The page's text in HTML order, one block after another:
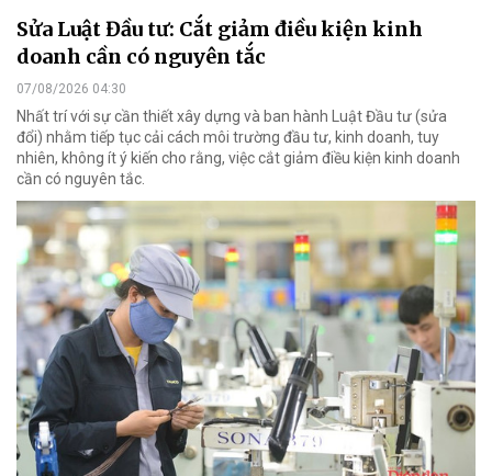
Sửa Luật Đầu tư: Cắt giảm điều kiện kinh
doanh cần có nguyên tắc
07/08/2026 04:30
Nhất trí với sự cần thiết xây dựng và ban hành Luật Đầu tư (sửa
đổi) nhằm tiếp tục cải cách môi trường đầu tư, kinh doanh, tuy
nhiên, không ít ý kiến cho rằng, việc cắt giảm điều kiện kinh doanh
cần có nguyên tắc.